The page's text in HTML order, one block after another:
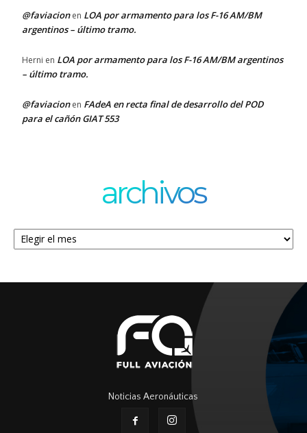
@faviacionen LOA por armamento para los F-16 AM/BM
argentinos – último tramo.
Herni en LOA por armamento para los F-16 AM/BM argentinos
– último tramo.
@faviacionen FAdeA en recta final de desarrollo del POD
para el cañón GIAT 553
archivos
Archivos
Noticias Aeronáuticas